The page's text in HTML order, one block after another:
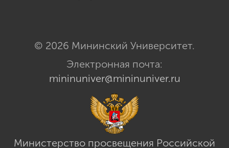
© 2026 Мининский Университет.
Электронная почта:
mininuniver@mininuniver.ru
Министерство просвещения Российской